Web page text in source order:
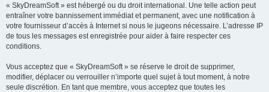
« SkyDreamSoft » est hébergé ou du droit international. Une telle action peut
entraîner votre bannissement immédiat et permanent, avec une notification à
votre fournisseur d’accès à Internet si nous le jugeons nécessaire. L’adresse IP
de tous les messages est enregistrée pour aider à faire respecter ces
conditions.
Vous acceptez que « SkyDreamSoft » se réserve le droit de supprimer,
modifier, déplacer ou verrouiller n’importe quel sujet à tout moment, à notre
seule discrétion. En tant que membre, vous acceptez que toutes les